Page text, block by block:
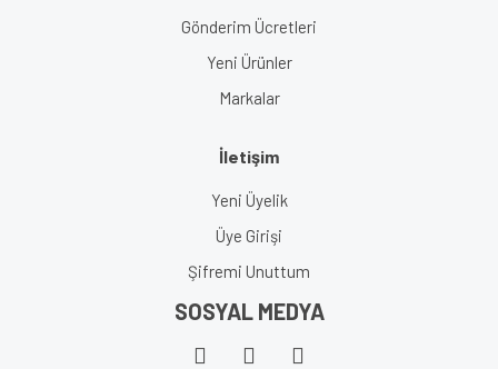
Gönderim Ücretleri
Yeni Ürünler
Markalar
İletişim
Yeni Üyelik
Üye Girişi
Şifremi Unuttum
SOSYAL MEDYA